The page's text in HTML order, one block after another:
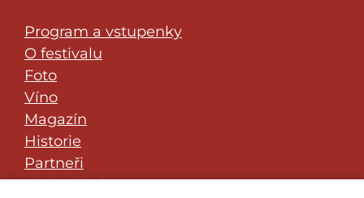
Program a vstupenky
O festivalu
Foto
Víno
Magazín
Historie
Partneři
Klub přátel